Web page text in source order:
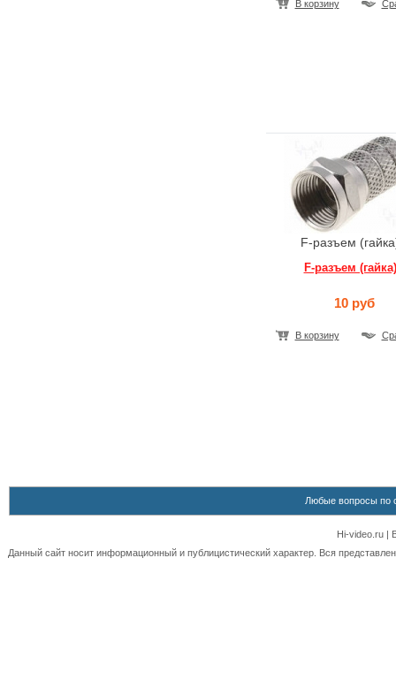
В корзину
F-разъем
F-разъем (гайка)
10 руб
В корзину
Любые вопросы по
Hi-video.ru |
Данный сайт носит информационный и публицистический характер. Вся